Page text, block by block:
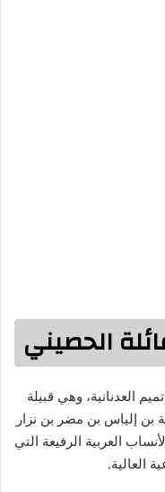
الحصيني
العدنانية، وهي قبيلة
بن إلياس بن مضر بن نزار
العربية الرفيعة التي
العالية.